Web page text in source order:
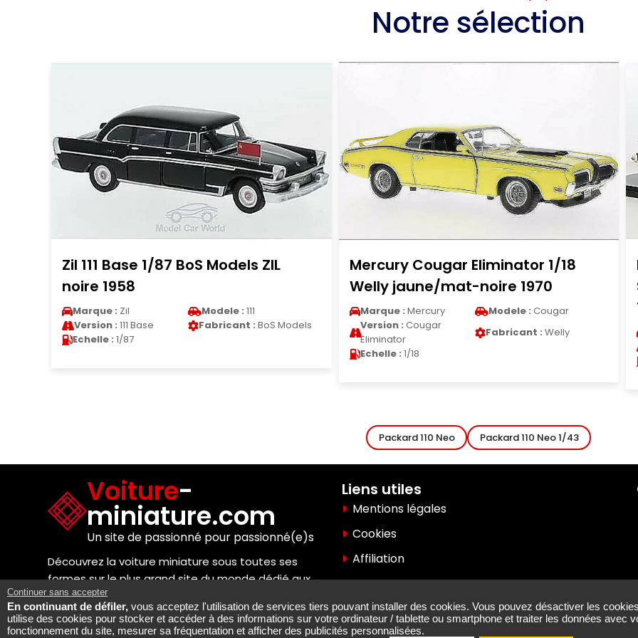
Notre sélection
Mercury Cougar Eliminator 1/18
Welly jaune/mat-noire 1970
Marque : Mercury Modele : Cougar
Version :Cougar
Eliminator
Fabricant : Welly
Porsche 356 A A 1/12 KK Scale A
Speedster blanche No.33 James
19...
Marque : Porsche Modele :356 A
Version : 356 A A
Echelle : 1/12
Packard 110 Neo Packard 110 Neo 1/43
Voiture-
miniature.com
Un site de passionné pour passionné(e)s
Découvrez la voiture miniature sous toutes ses
formes sur le plus grand site du monde dédié aux
passionnés de modèles réduits !
Liens utiles
Mentions légales
Cookies
Affiliation
Continuer sans accepter
En continuant de défiler, vous acceptez l'utilisation de services tiers pouvant installer des cookies. Vous pouvez désactiver les
utilise des cookies pour stocker et accéder à des informations sur votre ordinateur / tablette ou smartphone et traiter les données avec
fonctionnement du site, mesurer sa fréquentation et afficher des publicités personnalisées.